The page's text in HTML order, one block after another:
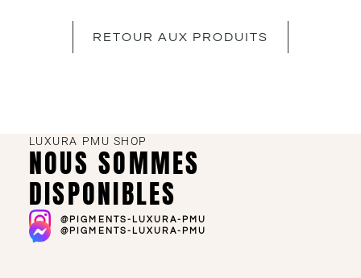
RETOUR AUX PRODUITS
LUXURA PMU SHOP
NOUS SOMMES
DISPONIBLES
@PIGMENTS-LUXURA-PMU
@PIGMENTS-LUXURA-PMU